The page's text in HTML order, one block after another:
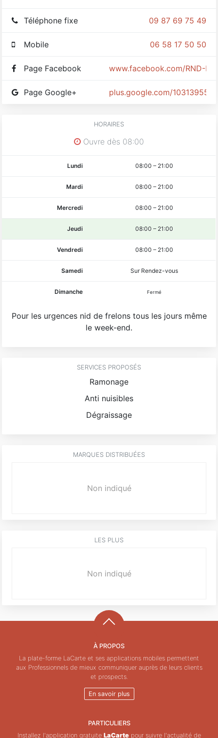
09 87 69 75 49
Téléphone fixe
06 58 17 50 50
Mobile
www.facebook.com/RND-
Page Facebook
plus.google.com/
Page Google+
HORAIRES
Ouvre dès 08:00
Lundi 08:00 – 21:00
Mardi 08:00 – 21:00
Mercredi 08:00 – 21:00
Jeudi 08:00 – 21:00
Vendredi 08:00 – 21:00
Samedi Sur Rendez-vous
Dimanche Fermé
Pour les urgences nid de frelons tous les jours même
le week-end.
SERVICES PROPOSÉS
Ramonage
Anti nuisibles
Dégraissage
MARQUES DISTRIBUÉES
Non indiqué
LES PLUS
Non indiqué
À PROPOS
La plate-forme LaCarte et ses applications mobiles permettent
aux Professionnels de mieux communiquer auprès de leurs clients
et prospects.
En savoir plus
PARTICULIERS
Installez l'application gratuite LaCartepour suivre l'actualité de